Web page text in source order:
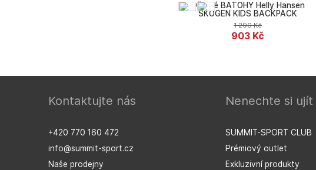
Helly Hansen
Dětské BATOHY Helly Hansen
SKOGEN KIDS BACKPACK
903 Kč
1 290Kč
Kontaktujte nás
+420 770 160 472
info@summit-sport.cz
Naše prodejny
Nenechte si ujít
SUMMIT-SPORT CLUB
Prémiový outlet
Exkluzivní produkty